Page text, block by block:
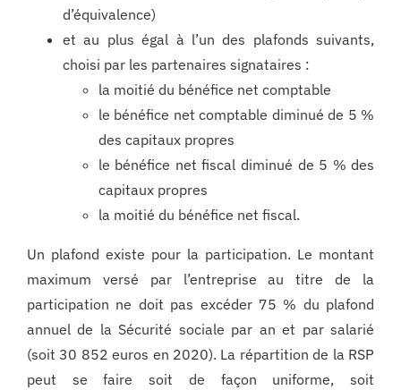
d’équivalence)
et au plus égal à l’un des plafonds suivants,
choisi par les partenaires signataires :
la moitié du bénéfice net comptable
le bénéfice net comptable diminué de 5 %
des capitaux propres
le bénéfice net fiscal diminué de 5 % des
capitaux propres
la moitié du bénéfice net fiscal.
Un plafond existe pour la participation. Le montant
maximum versé par l’entreprise au titre de la
participation ne doit pas excéder 75 % du plafond
annuel de la Sécurité sociale par an et par salarié
(soit 30 852 euros en 2020). La répartition de la RSP
peut se faire soit de façon uniforme, soit